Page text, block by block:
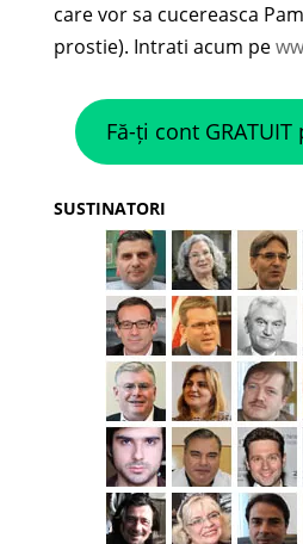
care vor sa cucereasca
prostie). Intrati acum pe
Fă-ți cont
SUSTINATORI